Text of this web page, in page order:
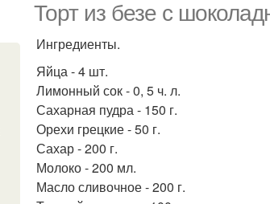
Торт из безе с
Ингредиенты.
Яйца - 4 шт.
Лимонный сок - 0, 5 ч. л.
Сахарная пудра - 150 г.
Орехи грецкие - 50 г.
Сахар - 200 г.
Молоко - 200 мл.
Масло сливочное - 200 г.